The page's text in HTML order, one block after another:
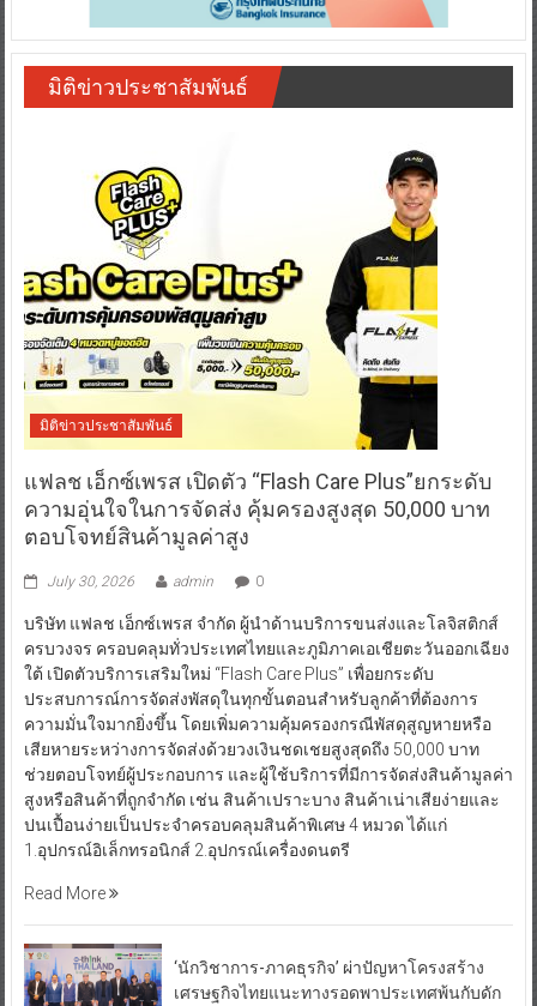
มิติข่าวประชาสัมพันธ์
มิติข่าวประชาสัมพันธ์
แฟลช เอ็กซ์เพรส เปิดตัว “Flash Care Plus”ยกระดับ
ความอุ่นใจในการจัดส่ง คุ้มครองสูงสุด 50,000 บาท
ตอบโจทย์สินค้ามูลค่าสูง
July 30, 2026 admin 0
บริษัท แฟลช เอ็กซ์เพรส จำกัด ผู้นำด้านบริการขนส่งและโลจิสติกส์
ครบวงจร ครอบคลุมทั่วประเทศไทยและภูมิภาคเอเชียตะวันออกเฉียง
ใต้ เปิดตัวบริการเสริมใหม่ “Flash Care Plus” เพื่อยกระดับ
ประสบการณ์การจัดส่งพัสดุในทุกขั้นตอนสำหรับลูกค้าที่ต้องการ
ความมั่นใจมากยิ่งขึ้น โดยเพิ่มความคุ้มครองกรณีพัสดุสูญหายหรือ
เสียหายระหว่างการจัดส่งด้วยวงเงินชดเชยสูงสุดถึง 50,000 บาท
ช่วยตอบโจทย์ผู้ประกอบการ และผู้ใช้บริการที่มีการจัดส่งสินค้ามูลค่า
สูงหรือสินค้าที่ถูกจำกัด เช่น สินค้าเปราะบาง สินค้าเน่าเสียง่ายและ
ปนเปื้อนง่ายเป็นประจำครอบคลุมสินค้าพิเศษ 4 หมวด ได้แก่
1.อุปกรณ์อิเล็กทรอนิกส์ 2.อุปกรณ์เครื่องดนตรี
Read More
‘นักวิชาการ-ภาคธุรกิจ’ ผ่าปัญหาโครงสร้าง
เศรษฐกิจไทยแนะทางรอดพาประเทศพ้นกับดัก